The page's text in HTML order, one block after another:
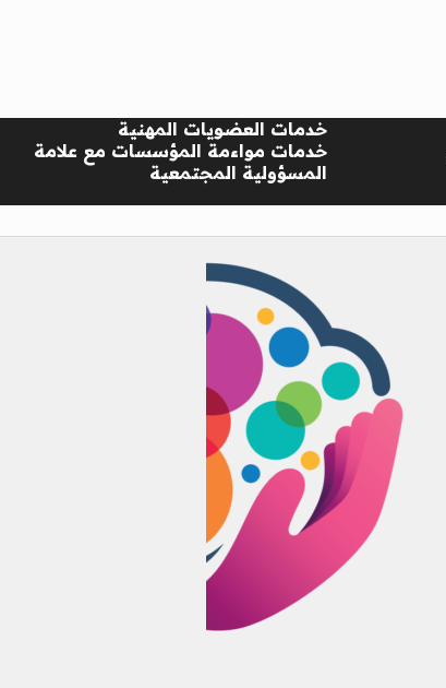
خدمات العضويات المهنية
خدمات مواءمة المؤسسات مع علامة
المسؤولية المجتمعية